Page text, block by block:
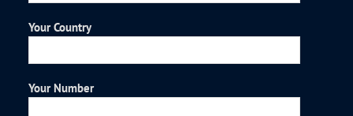
Your Country
Your Number